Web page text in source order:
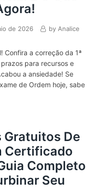
de 2026 by Analice
Confira a correção da 1ª
para recursos e
a ansiedade! Se
de Ordem hoje, sabe
Gratuitos De
Certificado
Completo
Seu